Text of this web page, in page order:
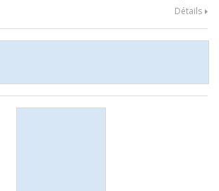
Détails